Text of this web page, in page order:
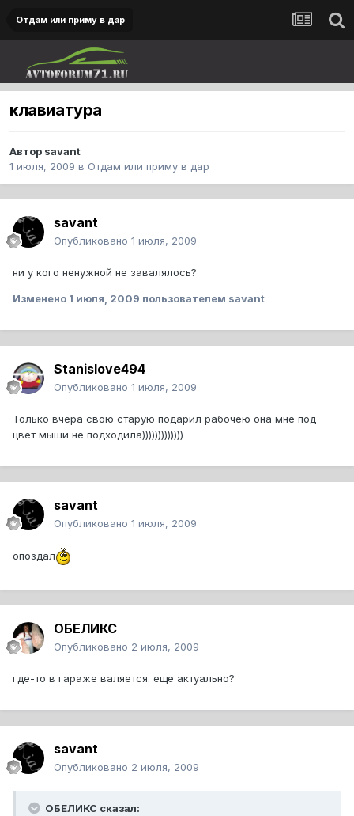
Отдам или приму в дар
клавиатура
Автор savant
1 июля, 2009 в Отдам или приму в дар
savant
Опубликовано 1 июля, 2009
ни у кого ненужной не завалялось?
Изменено 1 июля, 2009 пользователем savant
Stanislove494
Опубликовано 1 июля, 2009
Только вчера свою старую подарил рабочею она мне под
цвет мыши не подходила)))))))))))))
savant
Опубликовано 1 июля, 2009
опоздал
ОБЕЛИКС
Опубликовано 2 июля, 2009
где-то в гараже валяется. еще актуально?
savant
Опубликовано 2 июля, 2009
ОБЕЛИКС сказал: